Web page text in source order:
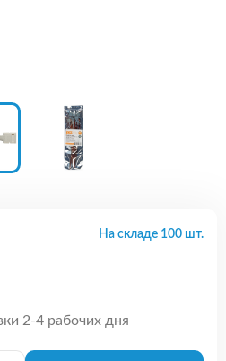
На складе 100 шт.
2-4 рабочих дня